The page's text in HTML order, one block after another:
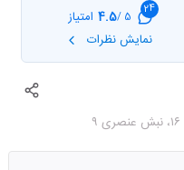
24
5 /
4.5 امتیاز
نمایش نظرات